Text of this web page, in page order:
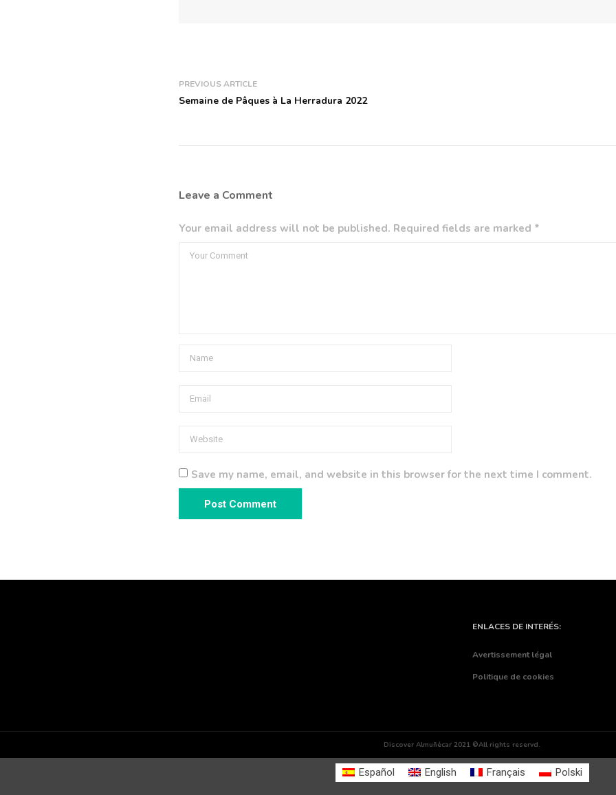
PREVIOUS ARTICLE
Semaine de Pâques à La Herradura 2022
Leave a Comment
Your email address will not be published. Required fields are marked *
Save my name, email, and website in this browser for the next time I comment.
ENLACES DE INTERÉS:
Avertissement légal
Politique de cookies
Discover Almuñécar 2021 ©All rights reservd.
Español English Français Polski